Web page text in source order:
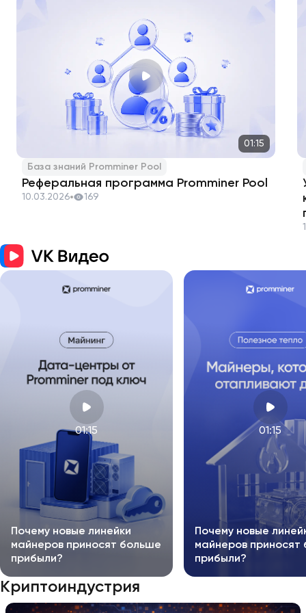
01:15
База знаний Promminer Pool
Реферальная программа Promminer Pool
10.03.2026 169
01:15
Почему новые линейки
майнеров приносят больше
прибыли?
01:15
Почему новые
майнеров приносят
прибыли?
Криптоиндустрия